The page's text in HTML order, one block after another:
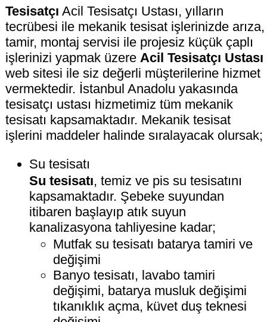
Tesisatçı Acil Tesisatçı Ustası, yılların
tecrübesi ile mekanik tesisat işlerinizde arıza,
tamir, montaj servisi ile projesiz küçük çaplı
işlerinizi yapmak üzere Acil Tesisatçı Ustası
web sitesi ile siz değerli müşterilerine hizmet
vermektedir. İstanbul Anadolu yakasında
tesisatçı ustası hizmetimiz tüm mekanik
tesisatı kapsamaktadır. Mekanik tesisat
işlerini maddeler halinde sıralayacak olursak;
Su tesisatı
Su tesisatı, temiz ve pis su tesisatını
kapsamaktadır. Şebeke suyundan
itibaren başlayıp atık suyun
kanalizasyona tahliyesine kadar;
Mutfak su tesisatı batarya tamiri ve
değişimi
Banyo tesisatı, lavabo tamiri
değişimi, batarya musluk değişimi
tıkanıklık açma, küvet duş teknesi